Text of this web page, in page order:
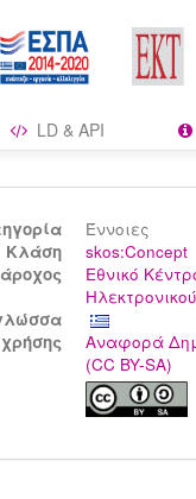
LD & API
Έννοιες
Kλάση
skos:Concept
Εθνικό
Αναφορά
(CC BY-SA)